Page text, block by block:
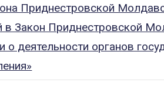
Приднестровской
в Закон Приднестровской
о деятельности органов